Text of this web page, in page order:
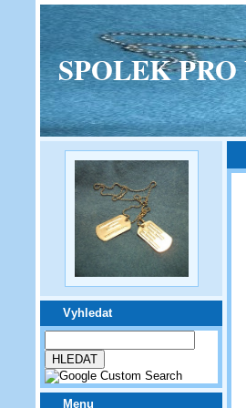
SPOLEK PRO
Vyhledat
Menu